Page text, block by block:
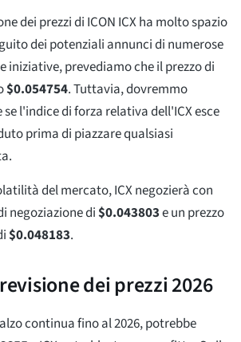
dei prezzi di ICON ICX ha molto spazio
dei potenziali annunci di numerose
iniziative, prevediamo che il prezzo di
$0.054754. Tuttavia, dovremmo
l'indice di forza relativa dell'ICX esce
prima di piazzare qualsiasi
del mercato, ICX negozierà con
negoziazione di$0.043803e un prezzo
$0.048183.
dei prezzi 2026
continua fino al 2026, potrebbe